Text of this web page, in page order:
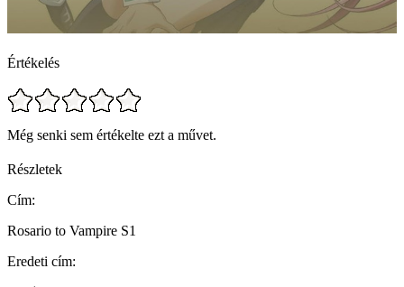
Értékelés
Még senki sem értékelte ezt a művet.
Részletek
Cím:
Rosario to Vampire S1
Eredeti cím: